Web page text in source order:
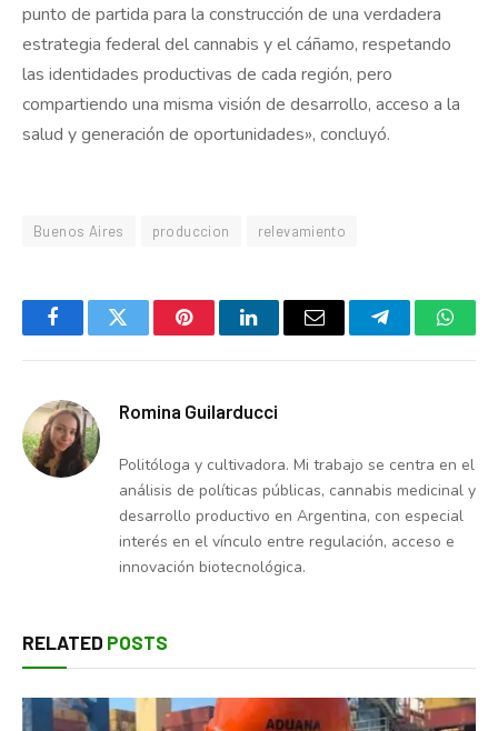
punto de partida para la construcción de una verdadera
estrategia federal del cannabis y el cáñamo, respetando
las identidades productivas de cada región, pero
compartiendo una misma visión de desarrollo, acceso a la
salud y generación de oportunidades», concluyó.
Buenos Aires produccion relevamiento
FacebookTwitter PinterestLinkedInEmail Telegram
Romina Guilarducci
Politóloga y cultivadora. Mi trabajo se centra en el
análisis de políticas públicas, cannabis medicinal y
desarrollo productivo en Argentina, con especial
interés en el vínculo entre regulación, acceso e
innovación biotecnológica.
RELATED POSTS